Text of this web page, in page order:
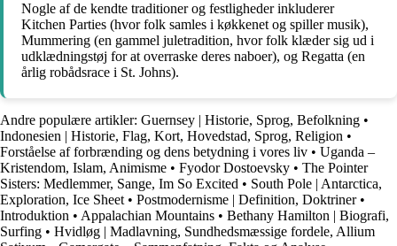
Nogle af de kendte traditioner og festligheder inkluderer
Kitchen Parties (hvor folk samles i køkkenet og spiller musik),
Mummering (en gammel juletradition, hvor folk klæder sig ud i
udklædningstøj for at overraske deres naboer), og Regatta (en
årlig robådsrace i St. Johns).
Andre populære artikler: Guernsey | Historie, Sprog, Befolkning •
Indonesien | Historie, Flag, Kort, Hovedstad, Sprog, Religion •
Forståelse af forbrænding og dens betydning i vores liv • Uganda –
Kristendom, Islam, Animisme • Fyodor Dostoevsky • The Pointer
Sisters: Medlemmer, Sange, Im So Excited • South Pole | Antarctica,
Exploration, Ice Sheet • Postmodernisme | Definition, Doktriner•
Introduktion • Appalachian Mountains • Bethany Hamilton | Biografi,
Surfing • Hvidløg | Madlavning, Sundhedsmæssige fordele, Allium